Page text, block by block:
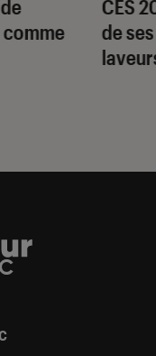
CES
de